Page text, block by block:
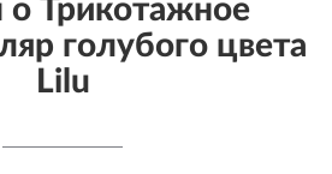
Трикотажное
голубого цвета
Lilu